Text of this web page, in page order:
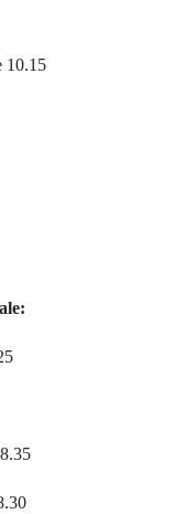
10.15